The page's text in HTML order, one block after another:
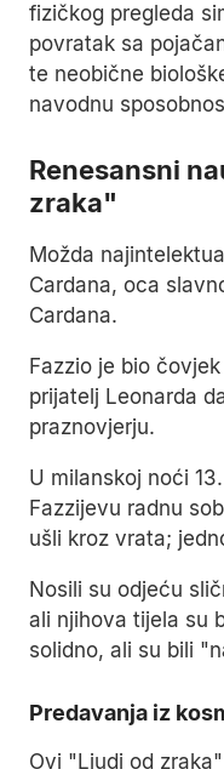
fizičkog pregleda
povratak sa
te neobične
navodnu
Renesansni
zraka"
Možda
Cardana, oca
Cardana.
Fazzio je bio
prijatelj Leonarda
praznovjerju.
U milanskoj noći
Fazzijevu radnu
ušli kroz vrata;
Nosili su odjeću
ali njihova tijela su
solidno, ali su bili
Predavanja iz
Ovi "Ljudi od